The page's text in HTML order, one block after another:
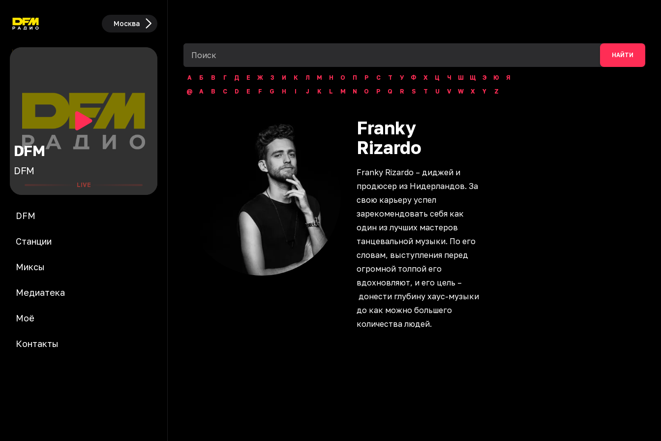
Москва
DFM
DFM
LIVE
DFM
Станции
Миксы
Медиатека
Моё
Контакты
НАЙТИ
А Б В Г Д Е Ж З И К Л М Н О П Р С Т У Ф Х Ц Ч Ш Щ Э Ю
Я
@
A B C D E F G H I J K L M N O P Q R S T U V W X Y Z
Franky
Rizardo
Franky Rizardo – диджей и
продюсер из Нидерландов. За
свою карьеру успел
зарекомендовать себя как
один из лучших мастеров
танцевальной музыки. По его
словам, выступления перед
огромной толпой его
вдохновляют, и его цель –
донести глубину хаус-музыки
до как можно большего
количества людей.